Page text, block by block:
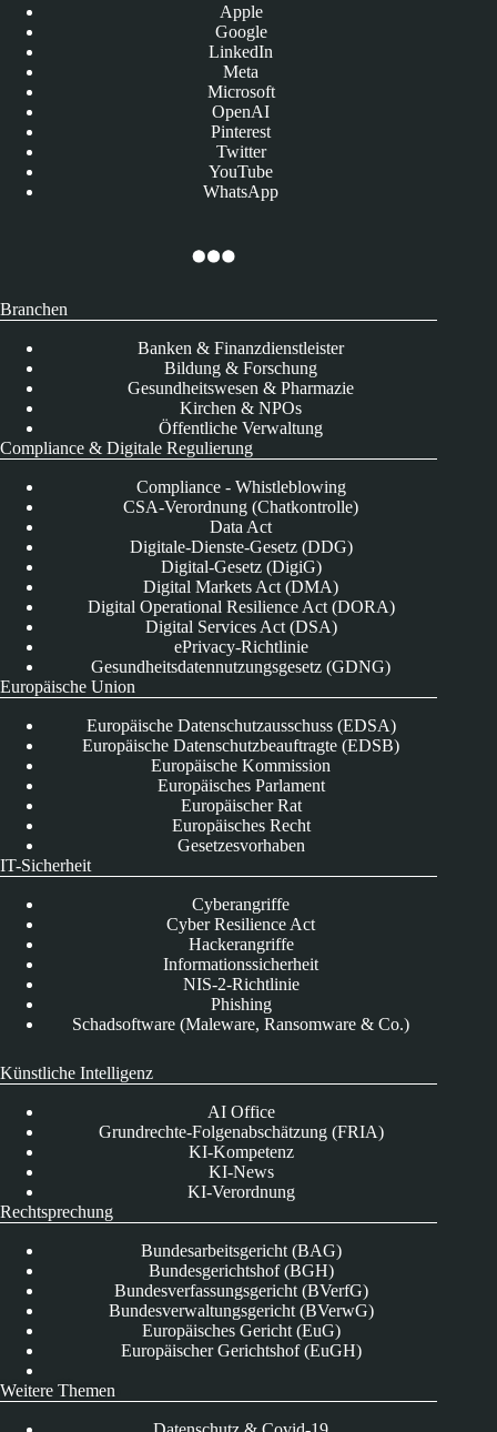
Apple
Google
LinkedIn
Meta
Microsoft
OpenAI
Pinterest
Twitter
YouTube
WhatsApp
Branchen
Banken & Finanzdienstleister
Bildung & Forschung
Gesundheitswesen & Pharmazie
Kirchen & NPOs
Öffentliche Verwaltung
Compliance & Digitale Regulierung
Compliance - Whistleblowing
CSA-Verordnung (Chatkontrolle)
Data Act
Digitale-Dienste-Gesetz (DDG)
Digital-Gesetz (DigiG)
Digital Markets Act (DMA)
Digital Operational Resilience Act (DORA)
Digital Services Act (DSA)
ePrivacy-Richtlinie
Gesundheitsdatennutzungsgesetz (GDNG)
Europäische Union
Europäische Datenschutzausschuss (EDSA)
Europäische Datenschutzbeauftragte (EDSB)
Europäische Kommission
Europäisches Parlament
Europäischer Rat
Europäisches Recht
Gesetzesvorhaben
IT-Sicherheit
Cyberangriffe
Cyber Resilience Act
Hackerangriffe
Informationssicherheit
NIS-2-Richtlinie
Phishing
Schadsoftware (Maleware, Ransomware & Co.)
Künstliche Intelligenz
AI Office
Grundrechte-Folgenabschätzung (FRIA)
KI-Kompetenz
KI-News
KI-Verordnung
Rechtsprechung
Bundesarbeitsgericht (BAG)
Bundesgerichtshof (BGH)
Bundesverfassungsgericht (BVerfG)
Bundesverwaltungsgericht (BVerwG)
Europäisches Gericht (EuG)
Europäischer Gerichtshof (EuGH)
Weitere Themen